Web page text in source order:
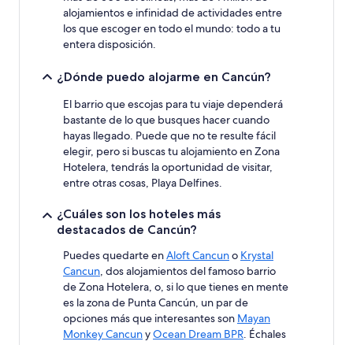
alojamientos e infinidad de actividades entre
los que escoger en todo el mundo: todo a tu
entera disposición.
¿Dónde puedo alojarme en Cancún?
El barrio que escojas para tu viaje dependerá
bastante de lo que busques hacer cuando
hayas llegado. Puede que no te resulte fácil
elegir, pero si buscas tu alojamiento en Zona
Hotelera, tendrás la oportunidad de visitar,
entre otras cosas, Playa Delfines.
¿Cuáles son los hoteles más
destacados de Cancún?
Puedes quedarte enAloft Cancuno Krystal
Cancun, dos alojamientos del famoso barrio
de Zona Hotelera, o, si lo que tienes en mente
es la zona de Punta Cancún, un par de
opciones más que interesantes son Mayan
Monkey CancunyOcean Dream BPR. Échales